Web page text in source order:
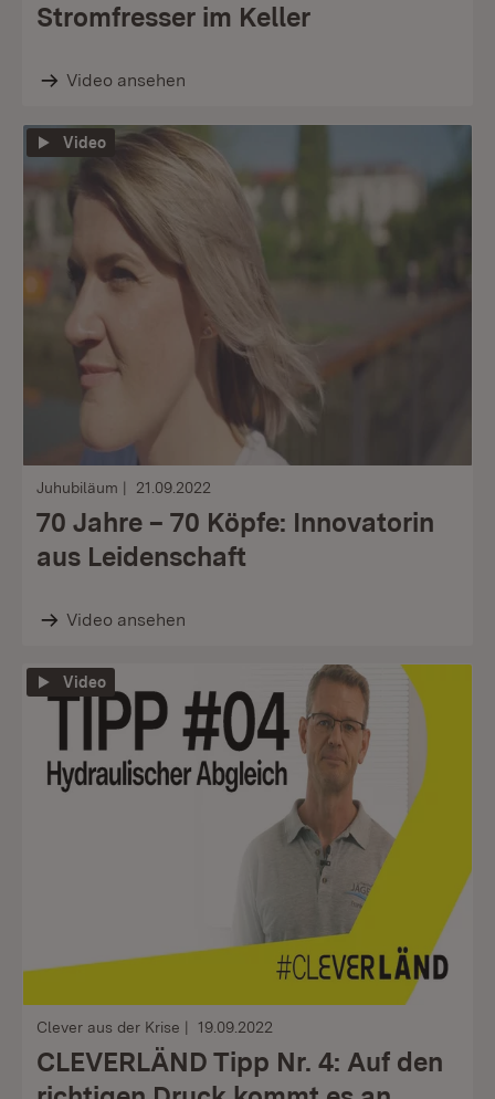
Stromfresser im Keller
Video ansehen
Video
Juhubiläum 21.09.2022
70 Jahre – 70 Köpfe: Innovatorin
aus Leidenschaft
Video ansehen
Video
Clever aus der Krise 19.09.2022
CLEVERLÄND Tipp Nr. 4: Auf den